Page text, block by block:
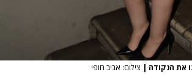
את הנקודה צילום: אביב חופי